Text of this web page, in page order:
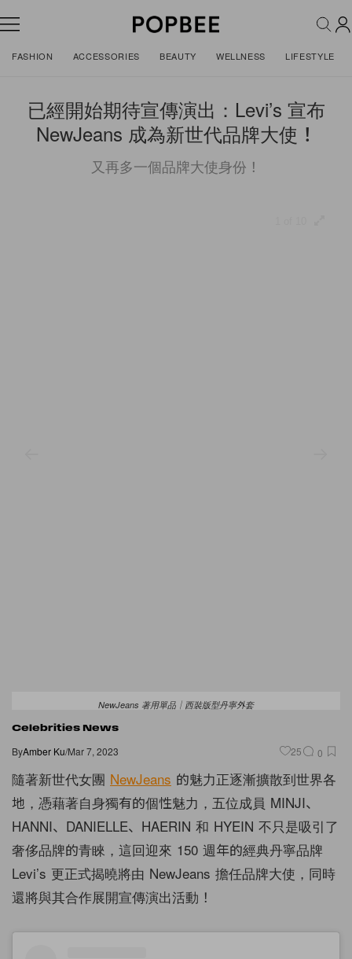
FASHION ACCESSORIES BEAUTY WELLNESS LIFESTYLE
已經開始期待宣傳演出：Levi’s 宣布
NewJeans 成為新世代品牌大使！
又再多一個品牌大使身份！
NewJeans 著用單品｜西裝版型丹寧外套
Celebrities News
ByAmber Ku/Mar 7, 2023 25 0
隨著新世代女團 NewJeans 的魅力正逐漸擴散到世界各
地，憑藉著自身獨有的個性魅力，五位成員 MINJI、
HANNI、DANIELLE、HAERIN 和 HYEIN 不只是吸引了
奢侈品牌的青睞，這回迎來 150 週年的經典丹寧品牌
Levi’s 更正式揭曉將由 NewJeans 擔任品牌大使，同時
還將與其合作展開宣傳演出活動！